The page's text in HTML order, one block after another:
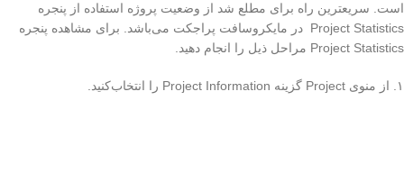
است. سریعترین راه برای مطلع‌ شد از وضعیت پروژه استفاده از پنجره
Project Statistics در مایکروسافت پراجکت می‌باشد. برای مشاهده پنجره
Project Statistics مراحل ذیل را انجام دهید.
۱. از منوی Project گزینه Project Information را انتخاب‌کنید.